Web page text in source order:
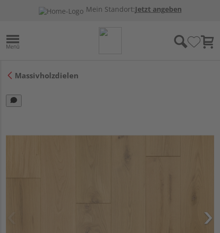
Mein Standort:Jetzt angeben
Massivholzdielen